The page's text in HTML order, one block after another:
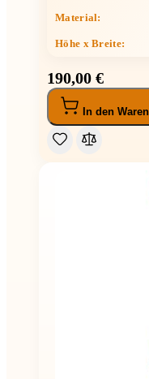
Material:
Höhe x Breite:
190,00 €
In den